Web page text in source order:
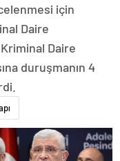
için
Daire
Kriminal Daire
duruşmanın 4